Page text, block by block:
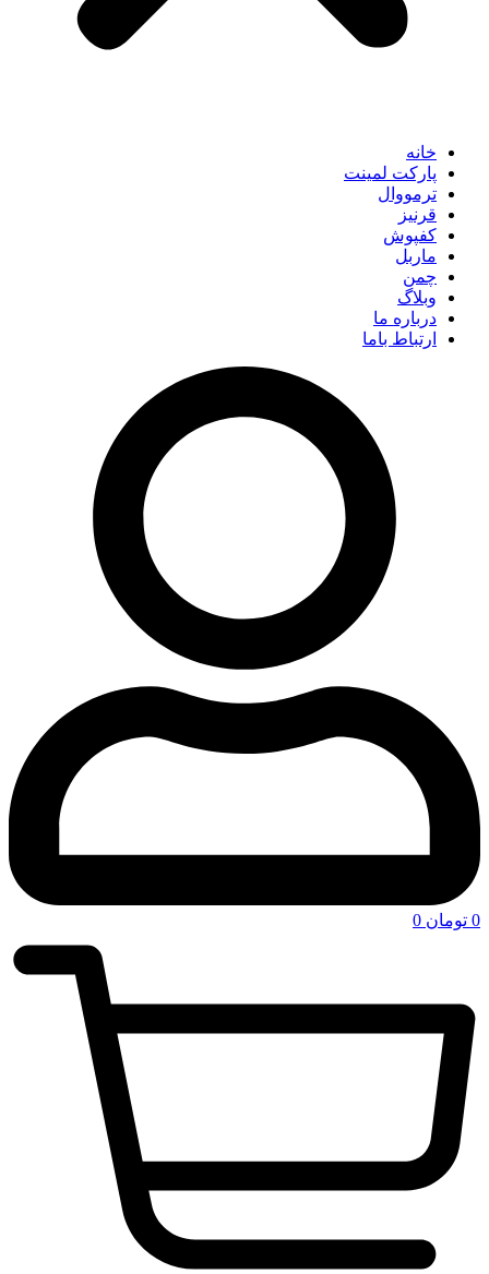
خانه
پارکت لمینت
ترمووال
قرنیز
کفپوش
ماربل
چمن
وبلاگ
درباره ما
ارتباط باما
0 تومان 0